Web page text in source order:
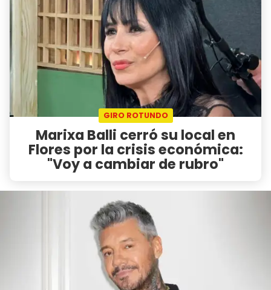
GIRO ROTUNDO
Marixa Balli cerró su local en
Flores por la crisis económica:
"Voy a cambiar de rubro"